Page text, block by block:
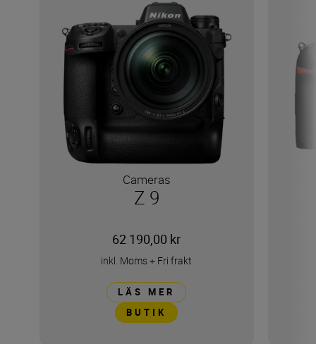
Cameras
Z 9
62 190,00 kr
inkl. Moms+ Fri frakt
LÄS MER
BUTIK